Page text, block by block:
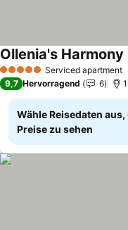
5 Sterne Serviced apartment
Ollenia's
9,7 Hervorragend 6
Wähle Reisedaten
Preise zu sehen